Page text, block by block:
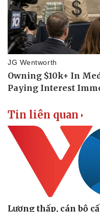
Tin liên quan
Lương thấp, cán bộ